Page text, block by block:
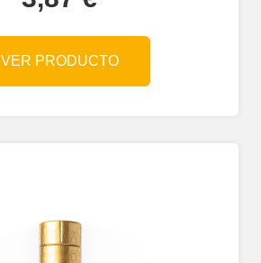
VER PRODUCTO